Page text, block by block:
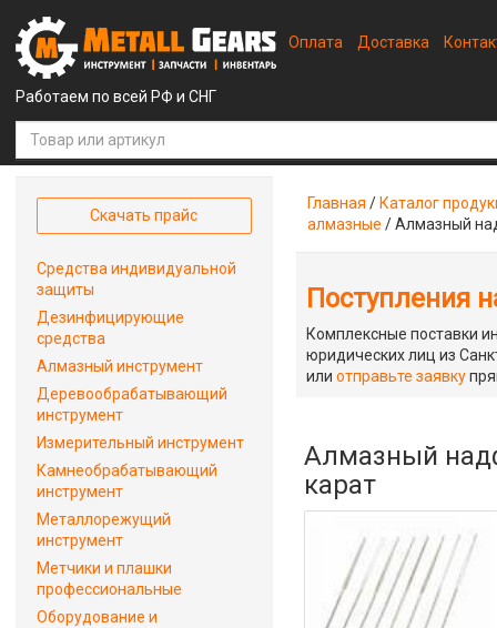
Работаем по всей РФ и СНГ
Оплата Доставка
Главная / Каталог
алмазные /Алмазный
Поступления
Комплексные поставки
юридических лиц из
илиотправьте заявку
Алмазный
карат
Скачать прайс
Средства индивидуальной
защиты
Дезинфицирующие
средства
Алмазный инструмент
Деревообрабатывающий
инструмент
Измерительный инструмент
Камнеобрабатывающий
инструмент
Металлорежущий
инструмент
Метчики и плашки
профессиональные
Оборудование и